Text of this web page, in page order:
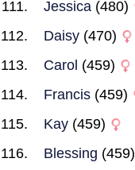
Jessica (480)
Daisy (470)
Carol (459)
Francis (459)
Kay (459)
Blessing (459)